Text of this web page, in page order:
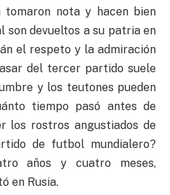
tomaron nota y hacen bien
son devueltos a su patria en
el respeto y la admiración
del tercer partido suele
y los teutones pueden
tiempo pasó antes de
los rostros angustiados de
de futbol mundialero?
años y cuatro meses,
en Rusia.